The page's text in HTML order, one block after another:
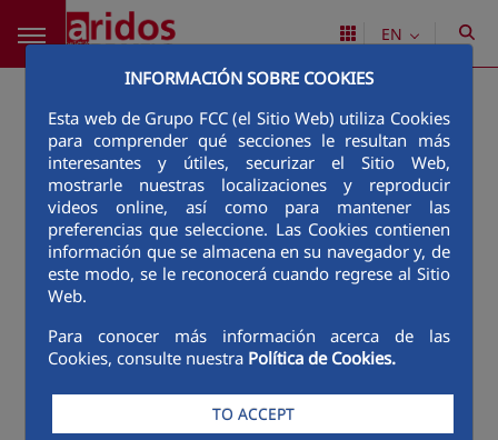
Skip to Main Content
INFORMACIÓN SOBRE COOKIES
Esta web de Grupo FCC (el Sitio Web) utiliza Cookies
para comprender qué secciones le resultan más
interesantes y útiles, securizar el Sitio Web,
mostrarle nuestras localizaciones y reproducir
videos online, así como para mantener las
preferencias que seleccione. Las Cookies contienen
información que se almacena en su navegador y, de
este modo, se le reconocerá cuando regrese al Sitio
Web.
Para conocer más información acerca de las
Cookies, consulte nuestra Política de Cookies.
TO ACCEPT
EN